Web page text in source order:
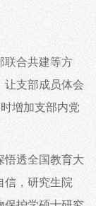
联合共建等方
支部成员体会
增加支部内党
悟透全国教育大
信，研究生院